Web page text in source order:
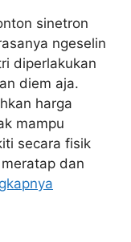
sinetron
ngeselin
diperlakukan
diem aja.
harga
mampu
secara fisik
dan